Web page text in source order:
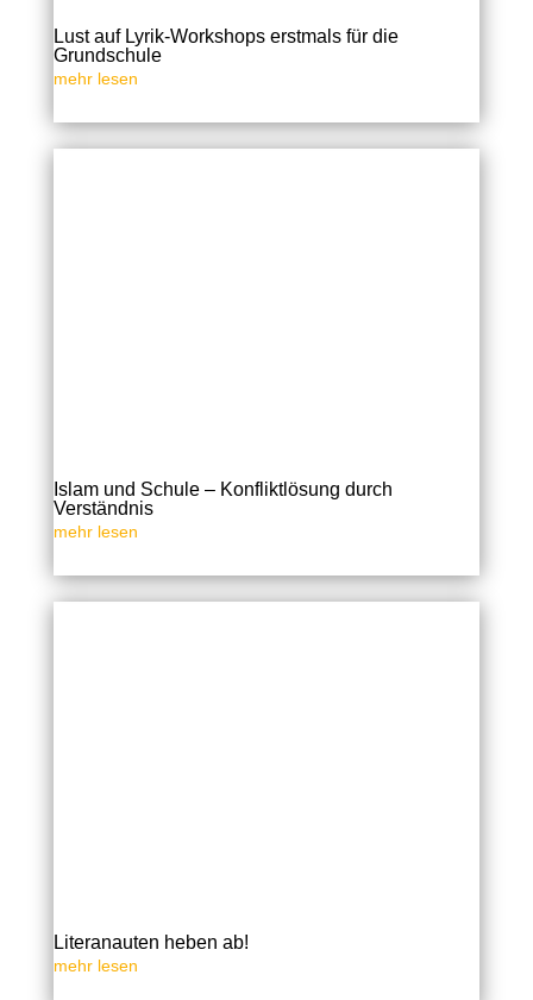
Lust auf Lyrik-Workshops erstmals für die
Grundschule
mehr lesen
Islam und Schule – Konfliktlösung durch
Verständnis
mehr lesen
Literanauten heben ab!
mehr lesen